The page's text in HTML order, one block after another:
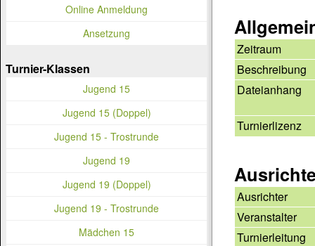
Zeitraum
Beschreibung
Dateianhang
Turnierlizenz
Ausrichter
Veranstalter
Turnierleitung
Online Anmeldung
Ansetzung
Turnier-Klassen
Jugend 15
Jugend 15 (Doppel)
Jugend 15 - Trostrunde
Jugend 19
Jugend 19 (Doppel)
Jugend 19 - Trostrunde
Mädchen 15